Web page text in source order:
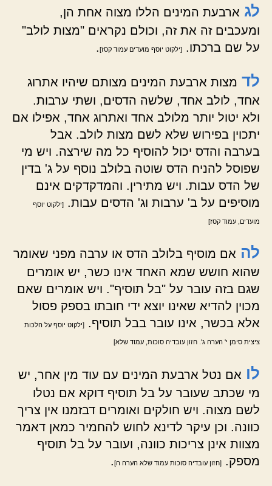
לג ארבעת המינים הללו מצוה אחת הן,
ומעכבים זה את זה, וכולם נקראים "מצות לולב"
על שם ברכתו. [ילקוט יוסף מועדים עמוד קסז].
לד מצות ארבעת המינים מצותם שיהיו אתרוג
אחד, לולב אחד, שלשה הדסים, ושתי ערבות.
ולא יטול יותר מלולב אחד ואתרוג אחד, אפילו אם
יתכוין בפירוש שלא לשם מצות לולב. אבל
בערבה והדס יכול להוסיף כל מה שירצה. ויש מי
שפוסל להניח הדס שוטה בלולב נוסף על ג' בדין
של הדס עבות. ויש מתירין. והמדקדקים אינם
מוסיפים על ב' ערבות וג' הדסים עבות. [ילקוט יוסף
מועדים, עמוד קסז]
לה אם מוסיף בלולב הדס או ערבה מפני שאומר
שהוא חושש שמא האחד אינו כשר, יש אומרים
שגם בזה עובר על "בל תוסיף". ויש אומרים שאם
מכוין להדיא שאינו יוצא ידי חובתו בספק פסול
אלא בכשר, אינו עובר בבל תוסיף. [ילקוט יוסף על הלכות
ציצית סימן י' הערה ג'. חזון עובדיה סוכות, עמוד שלא]
לו אם נטל ארבעת המינים עם עוד מין אחר, יש
מי שכתב שעובר על בל תוסיף דוקא אם נטלו
לשם מצוה. ויש חולקים ואומרים דבזמנו אין צריך
כוונה. וכן עיקר לדינא לחוש להחמיר כמאן דאמר
מצוות אינן צריכות כוונה, ועובר על בל תוסיף
מספק. [חזון עובדיה סוכות עמוד שלא הערה ה].